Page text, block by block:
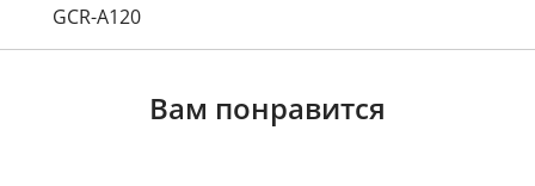
GCR-A120
Вам понравится